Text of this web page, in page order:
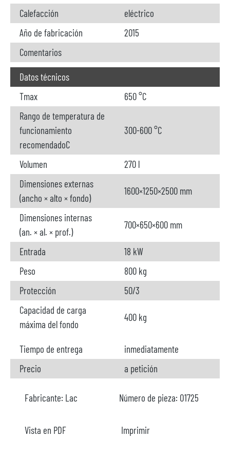
Calefacción
eléctrico
Año de fabricación
2015
Comentarios
Datos técnicos
Tmax
650 °C
Rango de temperatura de
funcionamiento
recomendadoC
300-600 °C
Volumen
270 l
Dimensiones externas
(ancho × alto × fondo)
1600×1250×2500 mm
Dimensiones internas
(an. × al. × prof.)
700×650×600 mm
Entrada
18 kW
Peso
800 kg
Protección
50/3
Capacidad de carga
máxima del fondo
400 kg
Tiempo de entrega
inmediatamente
Precio
a petición
Fabricante: Lac Número de pieza: O1725
Vista en PDF Imprimir